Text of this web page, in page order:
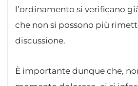
l’ordinamento si verificano
che non si possono più
discussione.
È importante dunque che,